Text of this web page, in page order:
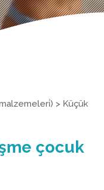
> Küçük
çocuk